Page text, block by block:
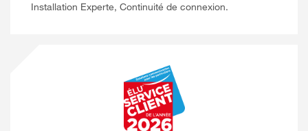
Installation Experte, Continuité de connexion.